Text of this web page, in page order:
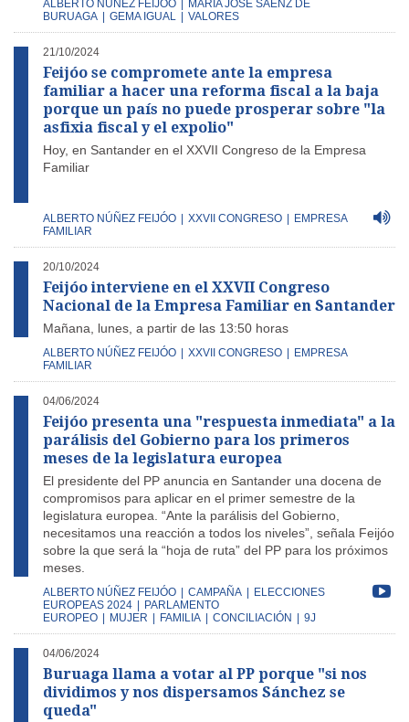
ALBERTO NÚÑEZ FEIJÓO
MARÍA JOSÉ SÁENZ DE
BURUAGA
GEMA IGUAL VALORES
21/10/2024
Feijóo se compromete ante la empresa
familiar a hacer una reforma fiscal a la baja
porque un país no puede prosperar sobre "la
asfixia fiscal y el expolio"
Hoy, en Santander en el XXVII Congreso de la Empresa
Familiar
ALBERTO NÚÑEZ FEIJÓO XXVII CONGRESO
EMPRESA
FAMILIAR
20/10/2024
Feijóo interviene en el XXVII Congreso
Nacional de la Empresa Familiar en Santander
Mañana, lunes, a partir de las 13:50 horas
ALBERTO NÚÑEZ FEIJÓO XXVII CONGRESO
EMPRESA
FAMILIAR
04/06/2024
Feijóo presenta una "respuesta inmediata" a la
parálisis del Gobierno para los primeros
meses de la legislatura europea
El presidente del PP anuncia en Santander una docena de
compromisos para aplicar en el primer semestre de la
legislatura europea. “Ante la parálisis del Gobierno,
necesitamos una reacción a todos los niveles”, señala Feijóo
sobre la que será la “hoja de ruta” del PP para los próximos
meses.
ALBERTO NÚÑEZ FEIJÓO CAMPAÑA
ELECCIONES
EUROPEAS 2024
PARLAMENTO
EUROPEO
MUJER FAMILIA CONCILIACIÓN 9J
04/06/2024
Buruaga llama a votar al PP porque "si nos
dividimos y nos dispersamos Sánchez se
queda"